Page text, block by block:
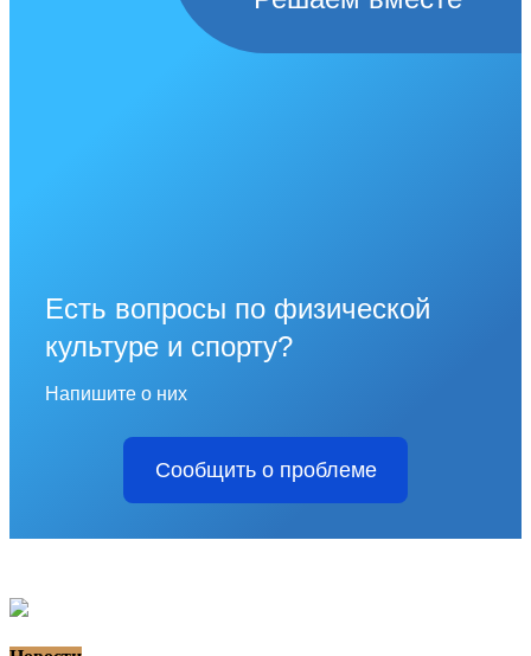
Есть вопросы по физической
культуре и спорту?
Напишите о них
Сообщить о проблеме